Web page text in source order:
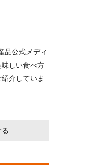
品公式メディ
しい食べ方
介していま